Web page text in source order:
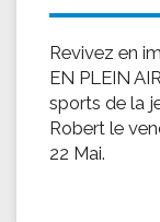
Revivez en
EN PLEIN
sports de la
Robert le
22 Mai.